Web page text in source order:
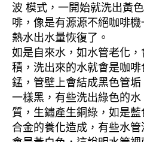
波 模式，一開始就洗出黃
啡，像是有源源不絕咖啡機
熱水出水量恢復了。
如是自來水，如水管老化
積，洗出來的水就會是咖
錳，管壁上會結成黑色管
一樣黑，有些洗出綠色的
質，生鏽產生銅綠，如是
合金的養化造成，有些水